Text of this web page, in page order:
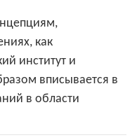
как
институт и
вписывается в
в области